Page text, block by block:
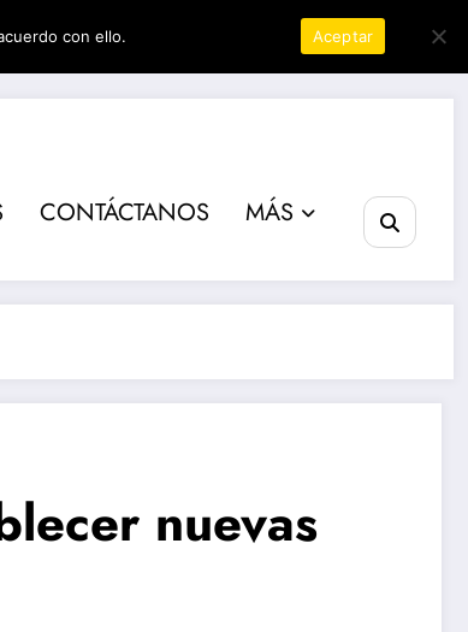
CONTÁCTANOS MÁS
nuevas
con ello. Aceptar